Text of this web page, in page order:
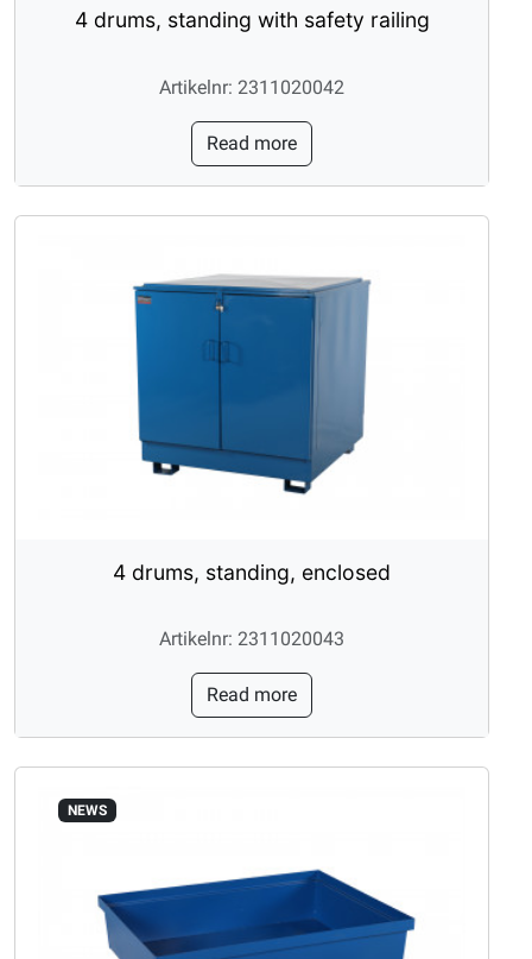
4 drums, standing with safety railing
Artikelnr: 2311020042
Read more
4 drums, standing, enclosed
Artikelnr: 2311020043
Read more
NEWS